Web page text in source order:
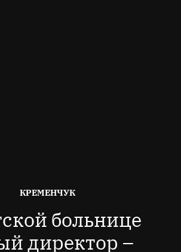
ОПУБЛІКОВАНО
КРЕМЕНЧУК
больнице
директор –